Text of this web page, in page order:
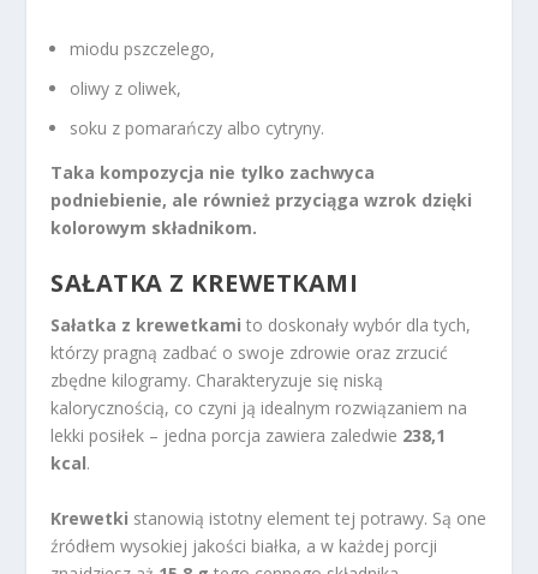
miodu pszczelego,
oliwy z oliwek,
soku z pomarańczy albo cytryny.
Taka kompozycja nie tylko zachwyca
podniebienie, ale również przyciąga wzrok dzięki
kolorowym składnikom.
SAŁATKA Z KREWETKAMI
Sałatka z krewetkami to doskonały wybór dla tych,
którzy pragną zadbać o swoje zdrowie oraz zrzucić
zbędne kilogramy. Charakteryzuje się niską
kalorycznością, co czyni ją idealnym rozwiązaniem na
lekki posiłek – jedna porcja zawiera zaledwie 238,1
kcal.
Krewetki stanowią istotny element tej potrawy. Są one
źródłem wysokiej jakości białka, a w każdej porcji